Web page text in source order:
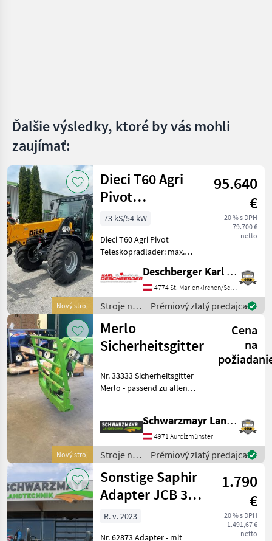
MARKETPLACE
Marketplace
Ďalšie výsledky, ktoré by vás mohli
zaujímať:
Nový stroj
Dieci T60 Agri
Pivot
Teleskopradlader
95.640
€
20 % s DPH
79.700 €
netto
73 kS/54 kW
Dieci T60 Agri Pivot
Teleskopradlader: max.
Tragkraft: 2.250 kg mit
Teleskopausleger mit 40
km/h 2-Gang-Getriebe,
Kubota 54, 6 kW (73 PS)
Dieselm
Deschberger Karl Landtechnik GesmbH & Co KG
4774 St. Marienkirchen/Schärding
Stroje na
stavbu /
Dieci
Prémiový zlatý predajca
Nový stroj
Merlo
Sicherheitsgitter
Cena
na
Nr. 33333 Sicherheitsgitter
Merlo - passend zu allen
Schwarzmayr zeigt Ihnen
das Gerät/Maschine gerne
und bittet um T
Schwarzmayr Landtechnik GmbH - Aurolzmünster
4971 Aurolzmünster
Stroje na
stavbu /
Merlo
Prémiový zlatý predajca
Sonstige Saphir
Adapter JCB 3-
Punkt
1.790
€
20 % s DPH
1.491,67 €
netto
R. v. 2023
Nr. 62873 Adapter - mit